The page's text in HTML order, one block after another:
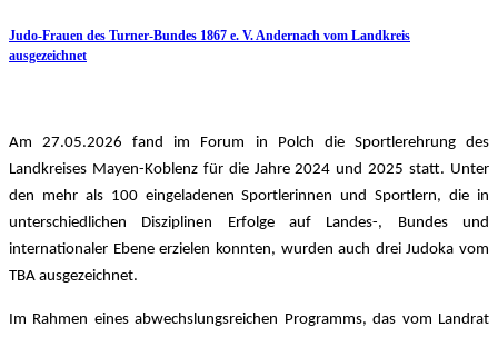
Judo-Frauen des Turner-Bundes 1867 e. V. Andernach vom Landkreis
ausgezeichnet
Am 27.05.2026 fand im Forum in Polch die Sportlerehrung des
Landkreises Mayen-Koblenz für die Jahre 2024 und 2025 statt. Unter
den mehr als 100 eingeladenen Sportlerinnen und Sportlern, die in
unterschiedlichen Disziplinen Erfolge auf Landes-, Bundes und
internationaler Ebene erzielen konnten, wurden auch drei Judoka vom
TBA ausgezeichnet.
Im Rahmen eines abwechslungsreichen Programms, das vom Landrat